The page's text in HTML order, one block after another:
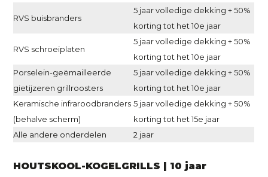
RVS buisbranders
5 jaar volledige dekking + 50%
korting tot het 10e jaar
RVS schroeiplaten
5 jaar volledige dekking + 50%
korting tot het 10e jaar
Porselein-geëmailleerde
gietijzeren grillroosters
5 jaar volledige dekking + 50%
korting tot het 10e jaar
Keramische infraroodbranders
(behalve scherm)
5 jaar volledige dekking + 50%
korting tot het 15e jaar
Alle andere onderdelen
2 jaar
HOUTSKOOL-KOGELGRILLS | 10 jaar